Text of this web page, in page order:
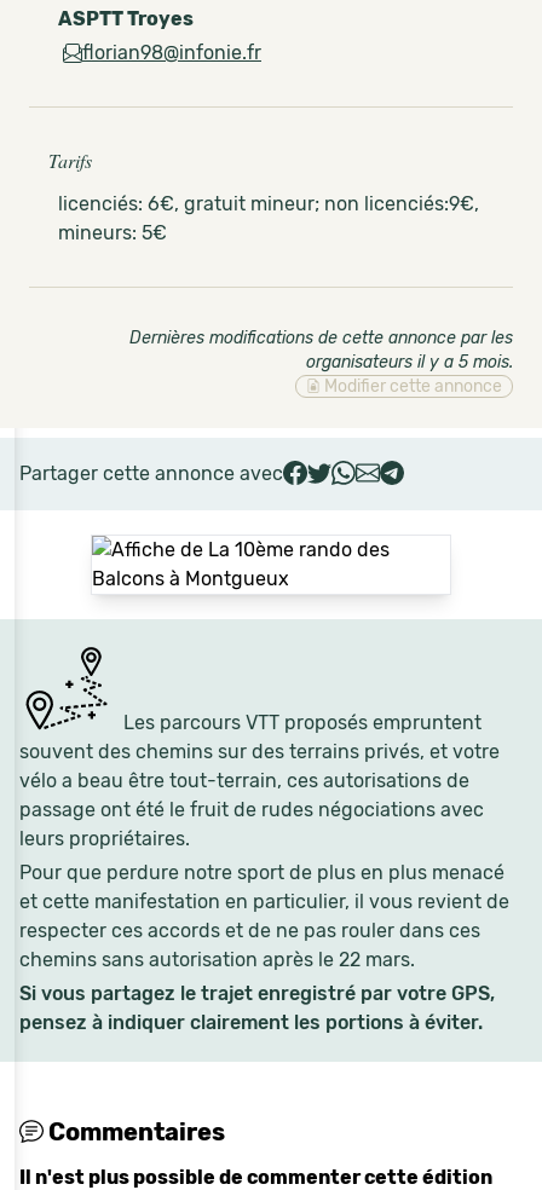
Les parcours VTT proposés empruntent
souvent des chemins sur des terrains privés, et votre
vélo a beau être tout-terrain, ces autorisations de
passage ont été le fruit de rudes négociations avec
leurs propriétaires.
Pour que perdure notre sport de plus en plus menacé
et cette manifestation en particulier, il vous revient de
respecter ces accords et de ne pas rouler dans ces
chemins sans autorisation après le 22 mars.
Si vous partagez le trajet enregistré par votre GPS,
pensez à indiquer clairement les portions à éviter.
ASPTT Troyes
florian98@infonie.fr
Tarifs
licenciés: 6€, gratuit mineur; non licenciés:9€,
mineurs: 5€
Dernières modifications de cette annonce par les
organisateurs il y a 5 mois.
Modifier cette annonce
Partager cette annonce avec
Commentaires
Il n'est plus possible de commenter cette édition